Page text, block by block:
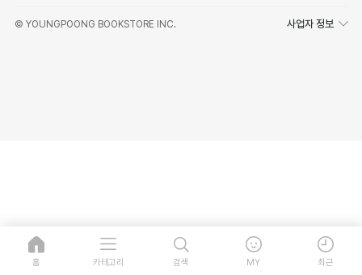
© YOUNGPOONG BOOKSTORE INC. 사업자 정보
홈 카테고리 검색 MY 최근